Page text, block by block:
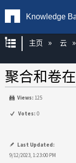
Knowledge
扩展/隐缩
主页 云
聚合和卷
Views: 125
Votes: 0
Last Updated:
9/12/2023, 1:23:00 PM